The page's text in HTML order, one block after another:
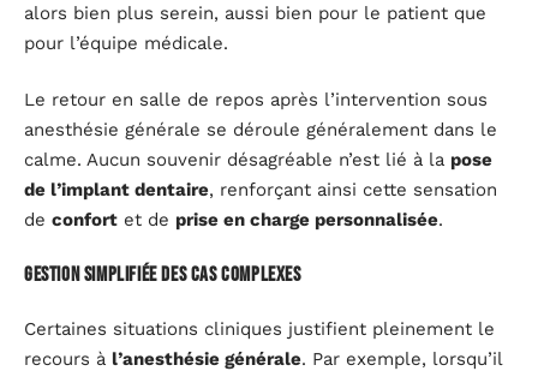
alors bien plus serein, aussi bien pour le patient que
pour l’équipe médicale.
Le retour en salle de repos après l’intervention sous
anesthésie générale se déroule généralement dans le
calme. Aucun souvenir désagréable n’est lié à la pose
de l’implant dentaire, renforçant ainsi cette sensation
de confort et de prise en charge personnalisée.
Gestion simplifiée des cas complexes
Certaines situations cliniques justifient pleinement le
recours à l’anesthésie générale. Par exemple, lorsqu’il